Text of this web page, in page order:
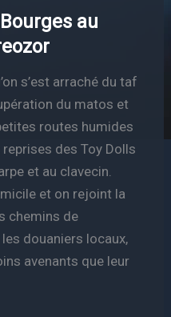
au
s’est arraché du taf
du matos et
routes humides
des Toy Dolls
et au clavecin.
et on rejoint la
chemins de
douaniers locaux,
avenants que leur